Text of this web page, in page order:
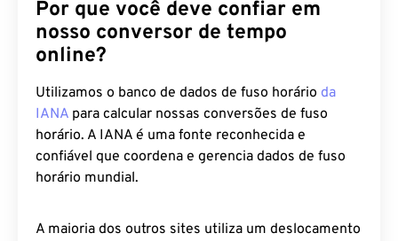
Por que você deve confiar em
nosso conversor de tempo
online?
Utilizamos o banco de dados de fuso horário da
IANA para calcular nossas conversões de fuso
horário. A IANA é uma fonte reconhecida e
confiável que coordena e gerencia dados de fuso
horário mundial.
A maioria dos outros sites utiliza um deslocamento